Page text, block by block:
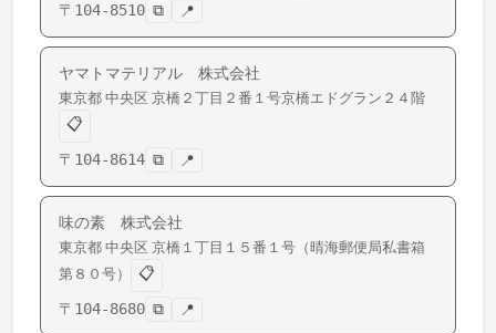
〒 104-8510 ⧉ 📍
ヤマトマテリアル 株式会社
東京都 中央区 京橋 ２丁目２番１号京橋エドグラン２４階
📋
〒 104-8614 ⧉ 📍
味の素 株式会社
東京都 中央区 京橋 １丁目１５番１号（晴海郵便局私書箱
第８０号）
📋
〒 104-8680 ⧉ 📍